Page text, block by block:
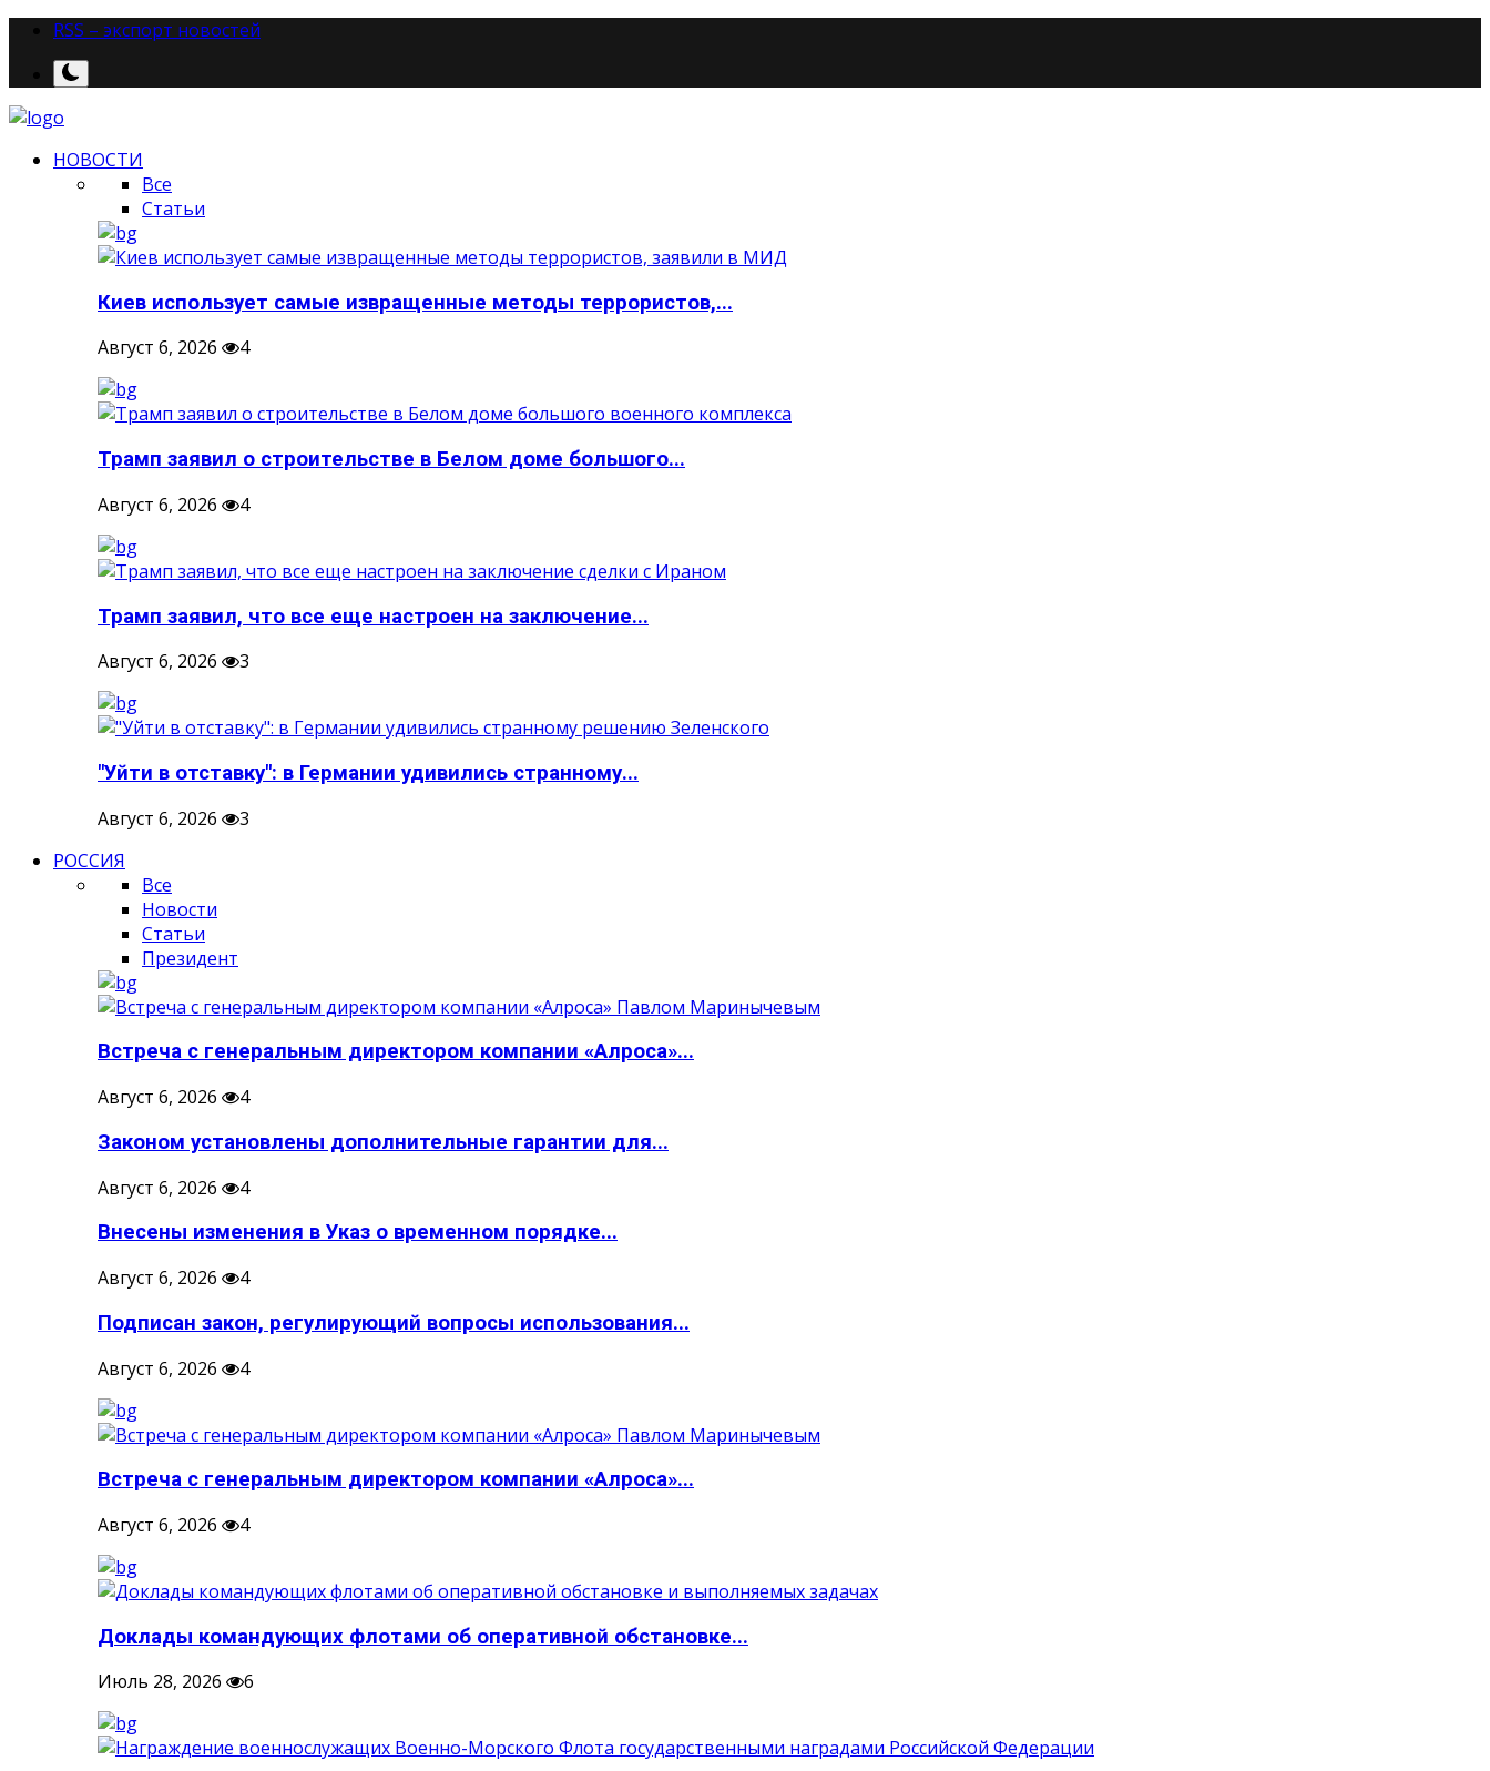
RSS – экспорт новостей
НОВОСТИ
Все
Статьи
Киев использует самые извращенные методы террористов,...
Август 6, 2026
4
Трамп заявил о строительстве в Белом доме большого...
Август 6, 2026
4
Трамп заявил, что все еще настроен на заключение...
Август 6, 2026
3
"Уйти в отставку": в Германии удивились странному...
Август 6, 2026
3
РОССИЯ
Все
Новости
Статьи
Президент
Встреча с генеральным директором компании «Алроса»...
Август 6, 2026
4
Законом установлены дополнительные гарантии для...
Август 6, 2026
4
Внесены изменения в Указ о временном порядке...
Август 6, 2026
4
Подписан закон, регулирующий вопросы использования...
Август 6, 2026
4
Встреча с генеральным директором компании «Алроса»...
Август 6, 2026
4
Доклады командующих флотами об оперативной обстановке...
Июль 28, 2026
6